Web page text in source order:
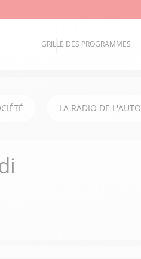
GRILLE DES PROGRAMMES
LA RADIO DE L'AUTO